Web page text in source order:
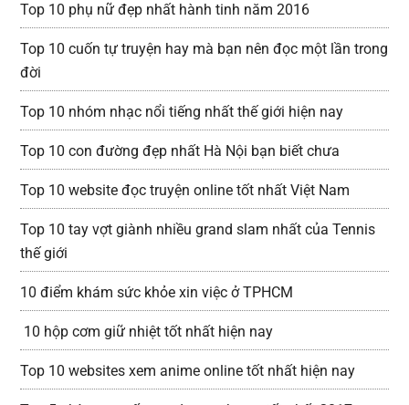
Top 10 phụ nữ đẹp nhất hành tinh năm 2016
Top 10 cuốn tự truyện hay mà bạn nên đọc một lần trong
đời
Top 10 nhóm nhạc nổi tiếng nhất thế giới hiện nay
Top 10 con đường đẹp nhất Hà Nội bạn biết chưa
Top 10 website đọc truyện online tốt nhất Việt Nam
Top 10 tay vợt giành nhiều grand slam nhất của Tennis
thế giới
10 điểm khám sức khỏe xin việc ở TPHCM
10 hộp cơm giữ nhiệt tốt nhất hiện nay
Top 10 websites xem anime online tốt nhất hiện nay